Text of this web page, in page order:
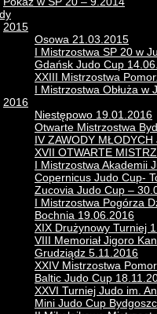
2015
Osowa 21.03.2015
I Mistrzostwa SP 20 w
Gdańsk Judo Cup
XXIII Mistrzostwa
I Mistrzostwa Obłuża w
2016
Niestępowo 19.01.2016
Otwarte Mistrzostwa
IV ZAWODY
XVII OTWARTE
I Mistrzostwa Akademii
Copernicus Judo Cup-
Zucovia Judo Cup –
I Mistrzostwa Pogórza
Bochnia 19.06.2016
XIX Drużynowy Turniej
VIII Memoriał Jigoro
Grudziądz 5.11.2016
XXIV Mistrzostwa
Baltic Judo Cup
XXVI Turniej Judo im.
Mini Judo Cup